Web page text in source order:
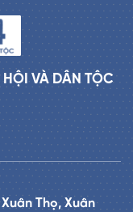
VÀ DÂN TỘC
Thọ, Xuân